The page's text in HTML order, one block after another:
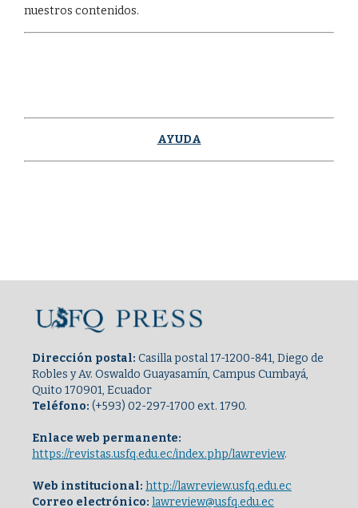
nuestros contenidos.
AYUDA
Dirección postal: Casilla postal 17-1200-841, Diego de
Robles y Av. Oswaldo Guayasamín, Campus Cumbayá,
Quito 170901, Ecuador
Teléfono: (+593) 02-297-1700 ext. 1790.
Enlace web permanente:
https://revistas.usfq.edu.ec/index.php/lawreview.
Web institucional: http://lawreview.usfq.edu.ec
Correo electrónico: lawreview@usfq.edu.ec